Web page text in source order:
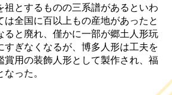
祖とするものの三系譜があるといわ
は全国に百以上もの産地があったと
ると廃れ、僅かに一部が郷土人形玩
すぎなくなるが、博多人形は工夫を
賞用の装飾人形として製作され、福
った。